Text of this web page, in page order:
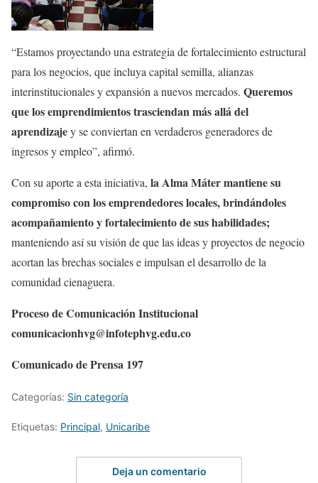
“Estamos proyectando una estrategia de fortalecimiento estructural
para los negocios, que incluya capital semilla, alianzas
interinstitucionales y expansión a nuevos mercados. Queremos
que los emprendimientos trasciendan más allá del
aprendizajey se conviertan en verdaderos generadores de
ingresos y empleo”, afirmó.
Con su aporte a esta iniciativa, la Alma Máter mantiene su
compromiso con los emprendedores locales, brindándoles
acompañamiento y fortalecimiento de sus habilidades;
manteniendo así su visión de que las ideas y proyectos de negocio
acortan las brechas sociales e impulsan el desarrollo de la
comunidad cienaguera.
Proceso de Comunicación Institucional
comunicacionhvg@infotephvg.edu.co
Comunicado de Prensa 197
Categorías: Sin categoría
Etiquetas: Principal, Unicaribe
Deja un comentario